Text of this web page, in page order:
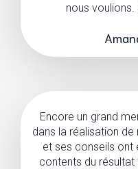
nous
Encore un grand
dans la réalisation
et ses conseils ont
contents du résultat